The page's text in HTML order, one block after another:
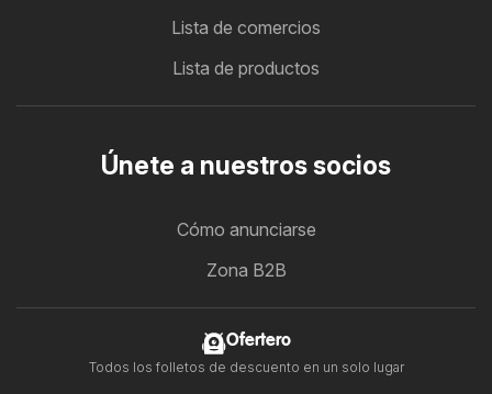
Lista de comercios
Lista de productos
Únete a nuestros socios
Cómo anunciarse
Zona B2B
Ofertero
Todos los folletos de descuento en un solo lugar